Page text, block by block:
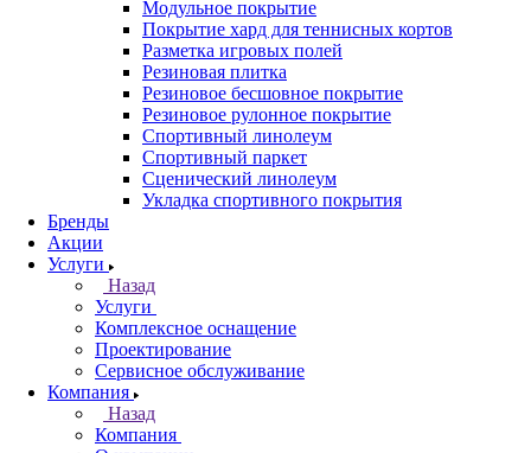
Модульное покрытие
Покрытие хард для теннисных кортов
Разметка игровых полей
Резиновая плитка
Резиновое бесшовное покрытие
Резиновое рулонное покрытие
Спортивный линолеум
Спортивный паркет
Сценический линолеум
Укладка спортивного покрытия
Бренды
Акции
Услуги
Назад
Услуги
Комплексное оснащение
Проектирование
Сервисное обслуживание
Компания
Назад
Компания